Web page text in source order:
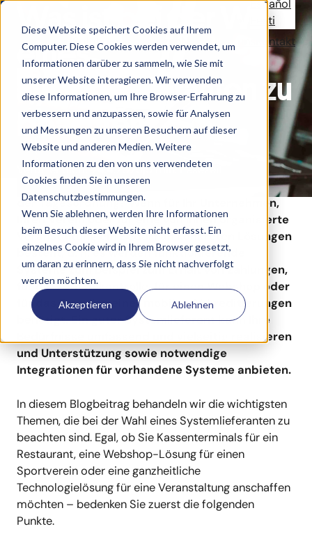
Diese Website speichert Cookies auf Ihrem
Computer. Diese Cookies werden verwendet, um
Informationen darüber zu sammeln, wie Sie mit
unserer Website interagieren. Wir verwenden
diese Informationen, um Ihre Browser-Erfahrung zu
verbessern und anzupassen, sowie für Analysen
und Messungen zu unseren Besuchern auf dieser
Website und anderen Medien. Weitere
Informationen zu den von uns verwendeten
Cookies finden Sie in unseren
Datenschutzbestimmungen.
Wenn Sie ablehnen, werden Ihre Informationen
beim Besuch dieser Website nicht erfasst. Ein
einzelnes Cookie wird in Ihrem Browser gesetzt,
um daran zu erinnern, dass Sie nicht nachverfolgt
werden möchten.
Akzeptieren Ablehnen
Español
Eesti
Solutions Referenzen News Über uns Kontakt
Was ist bei der Wahl
eines
Systemlieferanten zu
beachten?
Veröffentlicht 24.4.2025 5 min. Lesezeit
Wann steht die Wahl eines Systemlieferanten auf
der Tagesordnung? Wenn für Ihr Unternehmen,
Ihren Verein oder für eine von Ihnen organisierte
Veranstaltung ein Bedarf an konkreten Lösungen
besteht, d. h. es werden funktionierende
Systeme zum Beispiel zum Erhalt von Zahlungen,
für die Zutrittskontrolle, für einen Webshop oder
für das Erstellen einer mobilen Akkreditierungen
benötigt. Ein guter Systemlieferant kann Ihre
Bedürfnisse umfassend und vielseitig realisieren
und Unterstützung sowie notwendige
Integrationen für vorhandene Systeme anbieten.
In diesem Blogbeitrag behandeln wir die wichtigsten
Themen, die bei der Wahl eines Systemlieferanten zu
beachten sind. Egal, ob Sie Kassenterminals für ein
Restaurant, eine Webshop-Lösung für einen
Sportverein oder eine ganzheitliche
Technologielösung für eine Veranstaltung anschaffen
möchten – bedenken Sie zuerst die folgenden
Punkte.